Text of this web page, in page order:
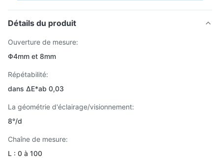
Détails du produit
Ouverture de mesure:
Φ4mm et 8mm
Répétabilité:
dans ΔE*ab 0,03
La géométrie d'éclairage/visionnement:
8°/d
Chaîne de mesure:
L : 0 à 100